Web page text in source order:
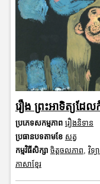
រឿង ព្រះអាទិត្យដែ
ប្រភេទសកម្មភាព រឿងនិទាន
ប្រធានបទតាមខែ សត្វ
កម្មវិធីសិក្សា ចិត្តចលភាព វិទ្យ
ភាសាខ្មែរ